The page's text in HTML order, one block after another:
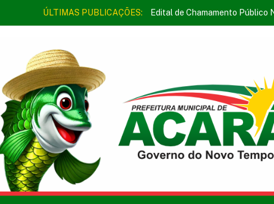
ÚLTIMAS PUBLICAÇÕES: Edital de Chamamento Público